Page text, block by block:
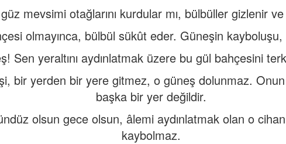
mevsimi otağlarını kurdular mı, bülbüller gizlenir
olmayınca, bülbül sükût eder. Güneşin kayboluşu,
Sen yeraltını aydınlatmak üzere bu gül bahçesini
bir yerden bir yere gitmez, o güneş dolunmaz.
başka bir yer değildir.
olsun gece olsun, âlemi aydınlatmak olan o
kaybolmaz.